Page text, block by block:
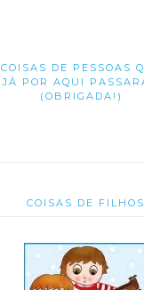
COISAS DE PESSOAS
JÁ POR AQUI
(OBRIGADA!)
COISAS DE FILHOS